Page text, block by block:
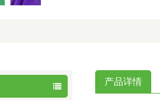
产品详情